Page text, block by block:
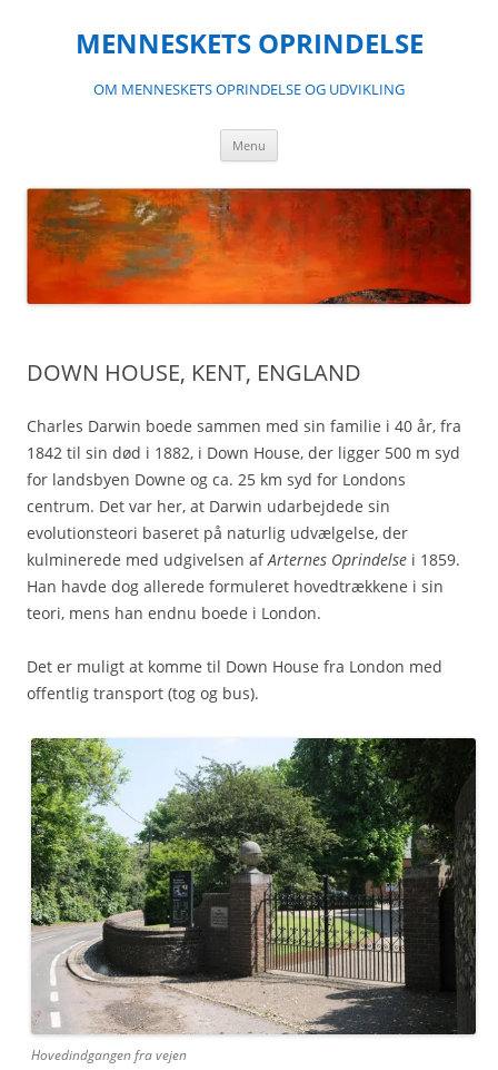
indholdMENNESKETS OPRINDELSE
OM MENNESKETS OPRINDELSE OG UDVIKLING
Menu
DOWN HOUSE, KENT, ENGLAND
Charles Darwin boede sammen med sin familie i 40 år, fra
1842 til sin død i 1882, i Down House, der ligger 500 m syd
for landsbyen Downe og ca. 25 km syd for Londons
centrum. Det var her, at Darwin udarbejdede sin
evolutionsteori baseret på naturlig udvælgelse, der
kulminerede med udgivelsen afArternes Oprindelse i 1859.
Han havde dog allerede formuleret hovedtrækkene i sin
teori, mens han endnu boede i London.
Det er muligt at komme til Down House fra London med
offentlig transport (tog og bus).
Hovedindgangen fra vejen